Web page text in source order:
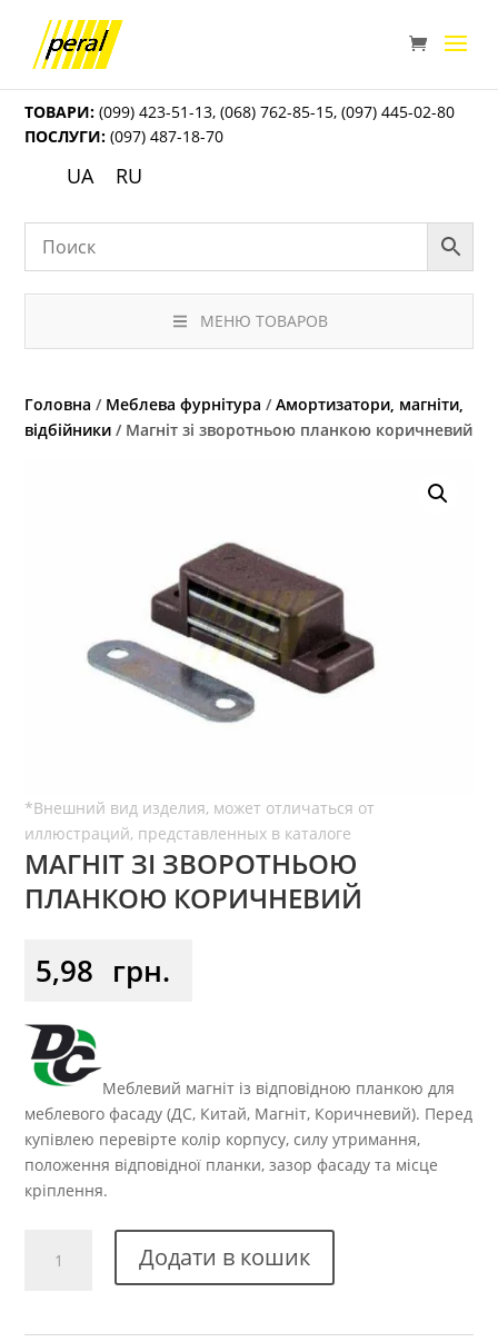
ТОВАРИ: (099) 423-51-13,(068) 762-85-15,(097) 445-02-80
ПОСЛУГИ: (097) 487-18-70
UA RU
МЕНЮ ТОВАРОВ
Головна / Меблева фурнітура /Амортизатори, магніти,
відбійники / Магніт зі зворотньою планкою коричневий
МАГНІТ ЗІ ЗВОРОТНЬОЮ
ПЛАНКОЮ КОРИЧНЕВИЙ
5,98 грн.
Меблевий магніт із відповідною планкою для
меблевого фасаду (ДС, Китай, Магніт, Коричневий). Перед
купівлею перевірте колір корпусу, силу утримання,
положення відповідної планки, зазор фасаду та місце
кріплення.
зворотньою
Додати в кошик